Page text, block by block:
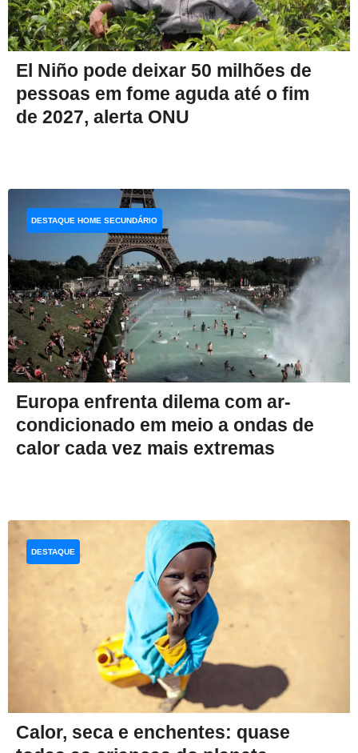
El Niño pode deixar 50 milhões de
pessoas em fome aguda até o fim
de 2027, alerta ONU
Europa enfrenta dilema com ar-
condicionado em meio a ondas de
calor cada vez mais extremas
DESTAQUE HOME SECUNDÁRIO
Calor, seca e enchentes: quase
DESTAQUE